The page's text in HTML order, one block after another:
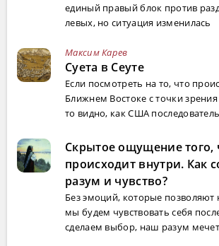
единый правый блок против
левых, но ситуация изменилась
Максим Карев
Суета в Сеуте
Если посмотреть на то, что
Ближнем Востоке с точки
то видно, как США
Скрытое ощущение того,
происходит внутри. Как
разум и чувство?
Без эмоций, которые позволяют
мы будем чувствовать себя
сделаем выбор, наш разум